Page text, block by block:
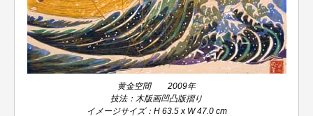
黄金空間 2009年
技法：木版画凹凸版摺り
イメージサイズ：H 63.5 x W 47.0 cm